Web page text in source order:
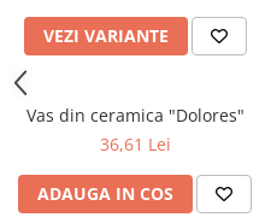
Ghirlande
Copaci si Plante
Flori artificiale la ghiveci
Verdeata decorativa
VEZI VARIANTE
Vas din ceramica "Dolores"
36,61 Lei
ADAUGA IN COS